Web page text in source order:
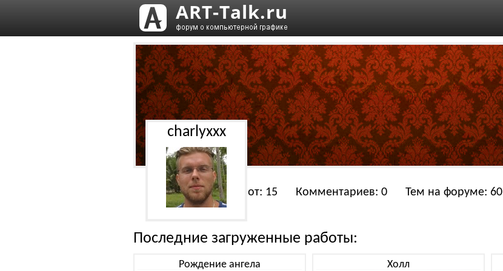
charlyxxx
Работ: 15 Комментариев: 0 Тем на форуме: 60
Последние загруженные работы:
Рождение ангела Холл